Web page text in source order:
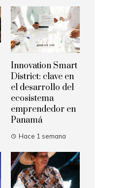
Innovation Smart
District: clave en
el desarrollo del
ecosistema
emprendedor en
Panamá
Hace 1 semana